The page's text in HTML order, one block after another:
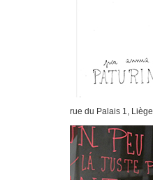
rue du Palais 1, Liège